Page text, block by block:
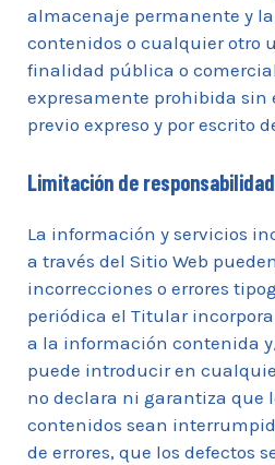
almacenaje permanente y
contenidos o cualquier otro
finalidad pública o
expresamente prohibida
previo expreso y por escrito
Limitación de responsabilidad
La información y servicios
a través del Sitio Web
incorrecciones o errores
periódica el Titular
a la información contenida
puede introducir en
no declara ni garantiza que
contenidos sean
de errores, que los defectos